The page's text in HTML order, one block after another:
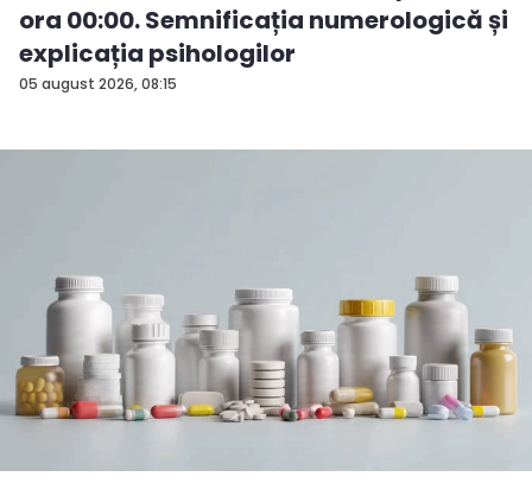
05 august 2026, 08:15
ora 00:00. Semnificația numerologică și
explicația psihologilor